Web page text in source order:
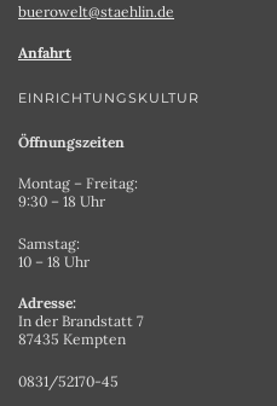
buerowelt@staehlin.de
Anfahrt
EINRICHTUNGSKULTUR
Öffnungszeiten
Montag – Freitag:
9:30 – 18 Uhr
Samstag:
10 – 18 Uhr
Adresse:
In der Brandstatt 7
87435 Kempten
0831/52170-45